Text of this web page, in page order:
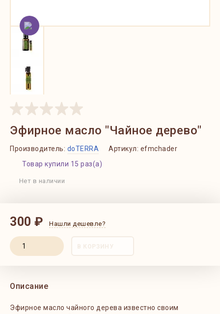
Эфирное масло "Чайное дерево"
Производитель: doTERRA Артикул: efmchader
Товар купили 15 раз(а)
Нет в наличии
300 ₽ Нашли дешевле?
В КОРЗИНУ
Описание
Эфирное масло чайного дерева известно своим